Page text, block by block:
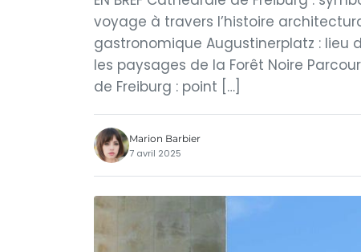
voyage à travers l’histoire
gastronomique Augustinerplatz : lieu
les paysages de la Forêt Noire
de Freiburg : point […]
Marion Barbier
7 avril 2025